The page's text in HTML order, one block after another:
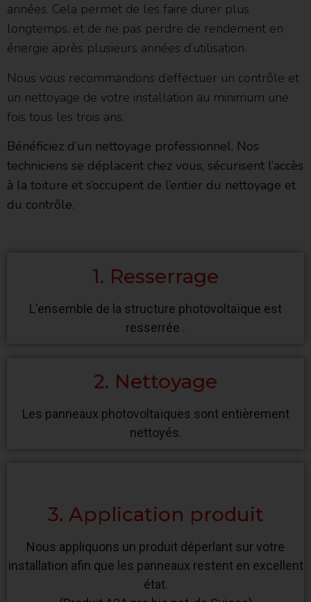
années. Cela permet de les faire durer plus
longtemps, et de ne pas perdre de rendement en
énergie après plusieurs années d’utilisation.
Nous vous recommandons d’effectuer un contrôle et
un nettoyage de votre installation au minimum une
fois tous les trois ans.
Bénéficiez d’un nettoyage professionnel. Nos
techniciens se déplacent chez vous, sécurisent l’accès
à la toiture et s’occupent de l’entier du nettoyage et
du contrôle.
1. Resserrage
L'ensemble de la structure photovoltaïque est
resserrée .
2. Nettoyage
Les panneaux photovoltaïques sont entièrement
nettoyés.
3. Application produit
Nous appliquons un produit déperlant sur votre
installation afin que les panneaux restent en excellent
état.